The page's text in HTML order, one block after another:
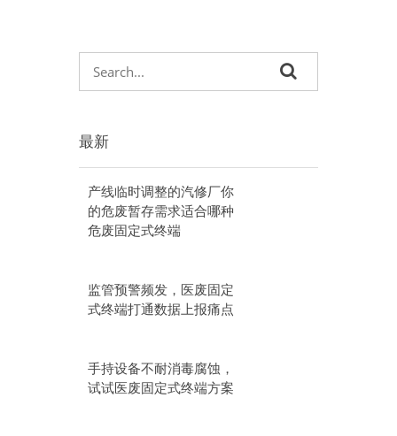
最新
产线临时调整的汽修厂你
的危废暂存需求适合哪种
危废固定式终端
监管预警频发，医废固定
式终端打通数据上报痛点
手持设备不耐消毒腐蚀，
试试医废固定式终端方案